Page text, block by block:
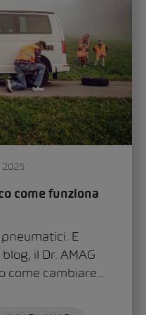
2025
come funziona
E
il Dr. AMAG
come cambiare...